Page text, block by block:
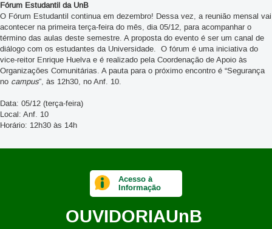
Fórum Estudantil da UnB
O Fórum Estudantil continua em dezembro! Dessa vez, a reunião mensal vai
acontecer na primeira terça-feira do mês, dia 05/12, para acompanhar o
término das aulas deste semestre. A proposta do evento é ser um canal de
diálogo com os estudantes da Universidade. O fórum é uma iniciativa do
vice-reitor Enrique Huelva e é realizado pela Coordenação de Apoio às
Organizações Comunitárias. A pauta para o próximo encontro é “Segurança
no campus”, às 12h30, no Anf. 10.
Data: 05/12 (terça-feira)
Local: Anf. 10
Horário: 12h30 às 14h
Acesso à
Informação
OUVIDORIAUnB